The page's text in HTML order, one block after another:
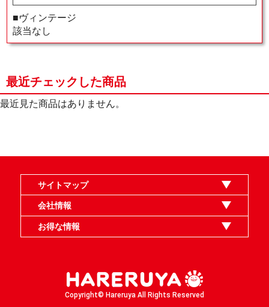
■ヴィンテージ
該当なし
最近チェックした商品
最近見た商品はありません。
サイトマップ
オンラインショップ
買取
記事
選手一覧
デッキ検索
デッキ構築
イベント・大会
店舗のご案内
お問い合わせ
ヘルプ
FAQ
会社情報
利用規約
スタッフ募集
特定商取引法表示
個人情報保護指針
企業情報
お得な情報
Copyright© Hareruya All Rights Reserved